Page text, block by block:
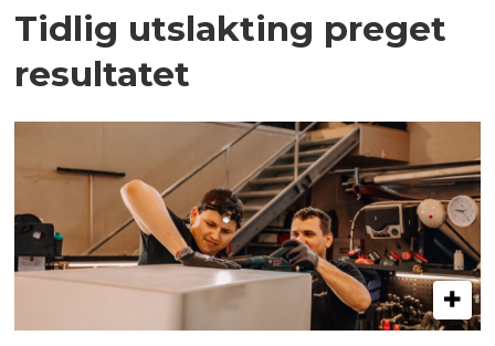
Tidlig utslakting preget
resultatet